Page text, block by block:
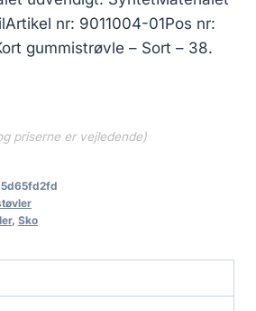
nr: 9011004-01Pos nr:
gummistrøvle – Sort – 38.
priserne er vejledende)
, Sko